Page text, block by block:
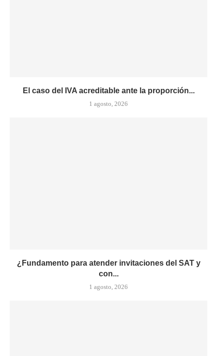
El caso del IVA acreditable ante la proporción...
1 agosto, 2026
¿Fundamento para atender invitaciones del SAT y
con...
1 agosto, 2026